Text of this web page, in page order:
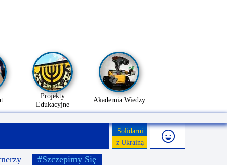
Solidarni
z Ukrainą
#Szczepimy Się
Projekty
Edukacyjne
Akademia Wiedzy